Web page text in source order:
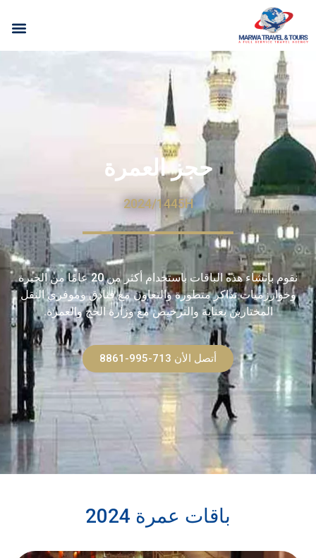
حجز العمرة
2024/1445H
نقوم بإنشاء هذه الباقات باستخدام أكثر من 20 عامًا من الخبرة
وخوارزميات تذاكر متطورة والتعاون مع فنادق وموفري النقل
المختارين بعناية والترخيص مع وزارة الحج والعمرة.
أتصل الأن 713-995-8861
باقات عمرة 2024